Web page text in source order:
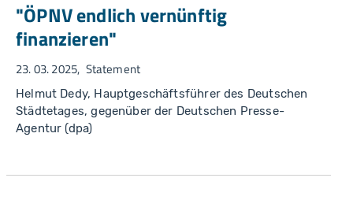
"ÖPNV endlich vernünftig
finanzieren"
23. 03. 2025 Statement
Helmut Dedy, Hauptgeschäftsführer des Deutschen
Städtetages, gegenüber der Deutschen Presse-
Agentur (dpa)